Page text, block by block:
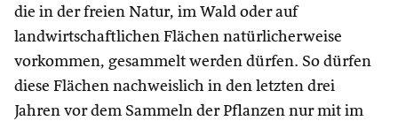
die in der freien Natur, im Wald oder auf
landwirtschaftlichen Flächen natürlicherweise
vorkommen, gesammelt werden dürfen. So dürfen
diese Flächen nachweislich in den letzten drei
Jahren vor dem Sammeln der Pflanzen nur mit im